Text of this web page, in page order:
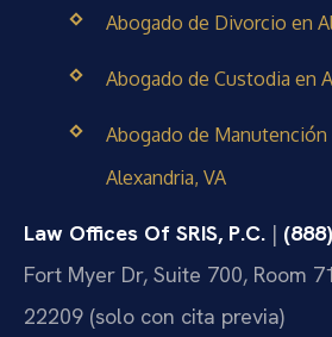
Abogado de Divorcio en
Abogado de Custodia en
Abogado de
Alexandria, VA
Law Offices Of SRIS, P.C. |
Fort Myer Dr, Suite 700, Room
22209 (solo con cita previa)